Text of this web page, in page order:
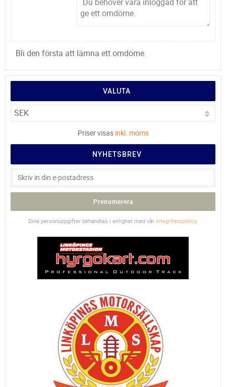
Bli den första att lämna ett omdöme.
VALUTA
Priser visas inkl. moms
NYHETSBREV
Prenumerera
Dina personuppgifter behandlas i enlighet med vår integritetspolicy.